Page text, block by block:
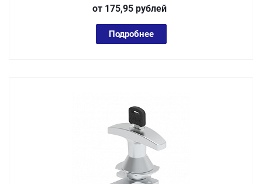
от 175,95 рублей
Подробнее